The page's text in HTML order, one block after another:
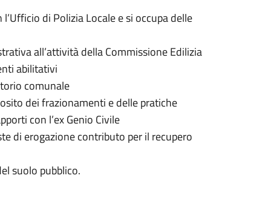
di Polizia Locale e si occupa delle
all’attività della Commissione Edilizia
abilitativi
comunale
dei frazionamenti e delle pratiche
con l’ex Genio Civile
di erogazione contributo per il recupero
suolo pubblico.